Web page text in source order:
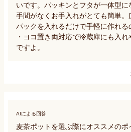
いです。パッキンとフタが一体型
手間がなくお手入れがとても簡単
パックを入れるだけで手軽に作れる
・ヨコ置き両対応で冷蔵庫にも入
ですよ。
AIによる回答
麦茶ポットを選ぶ際にオススメのポ